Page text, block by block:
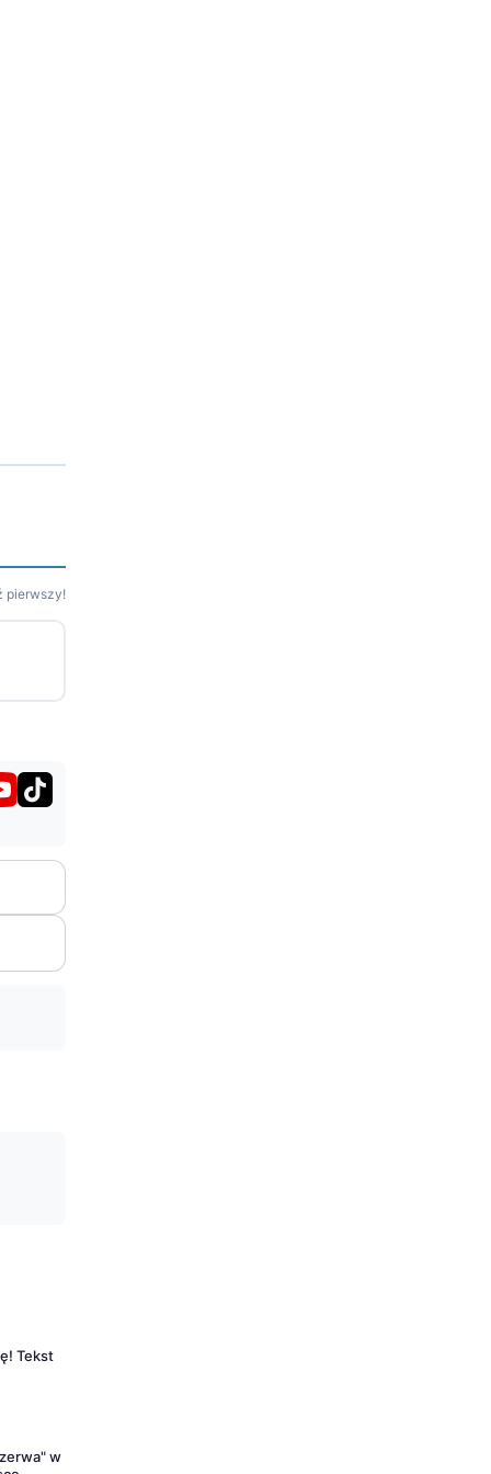
pierwszy!
Tekst
w